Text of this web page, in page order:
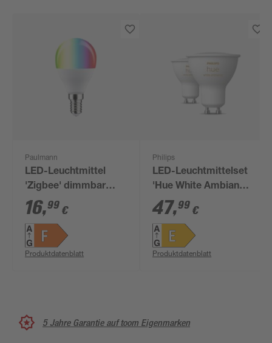
Paulmann
LED-Leuchtmittel
'Zigbee' dimmbar
Tropfen E14 5 W 470
lm warmweiß
16,99 €
Produktdatenblatt
Philips
LED-Leuchtmittelset
'Hue White Ambiance'
dimmbar Reflektor
GU10 4,2 W 400 lm
warmweiß bis
tageslichtweiß 2
Stück
47,99 €
Produktdatenblatt
5 Jahre Garantie auf toom Eigenmarken